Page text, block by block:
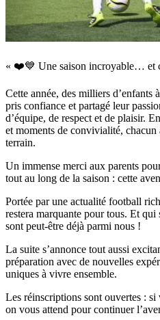
« ❤️💙 Une saison incroyable… et
Cette année, des milliers d’enfants
pris confiance et partagé leur
d’équipe, de respect et de plaisir.
et moments de convivialité, chacun
terrain.
Un immense merci aux parents
tout au long de la saison : cette
Portée par une actualité football
restera marquante pour tous. Et
sont peut-être déjà parmi nous !
La suite s’annonce tout aussi
préparation avec de nouvelles
uniques à vivre ensemble.
Les réinscriptions sont ouvertes : si
on vous attend pour continuer